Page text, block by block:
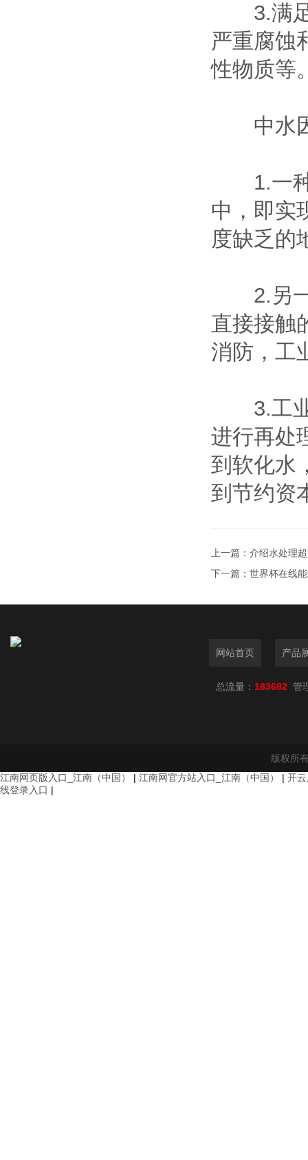
3.满足
严重腐蚀
性物质等
中水因
1.一种
中，即实
度缺乏的
2.另一
直接接触
消防，工
3.工业
进行再处
到软化水
到节约资
上一篇： 介绍水处理
下一篇： 世界杯在线
网站首页 产品
总流量： 183682 管
版权所
江南网页版入口_江南（中国）
| 江南网官方站入口_江南（中国） | 开
线登录入口 |